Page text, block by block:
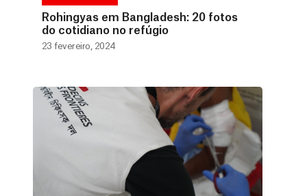
Rohingyas em Bangladesh: 20 fotos
do cotidiano no refúgio
23 fevereiro, 2024